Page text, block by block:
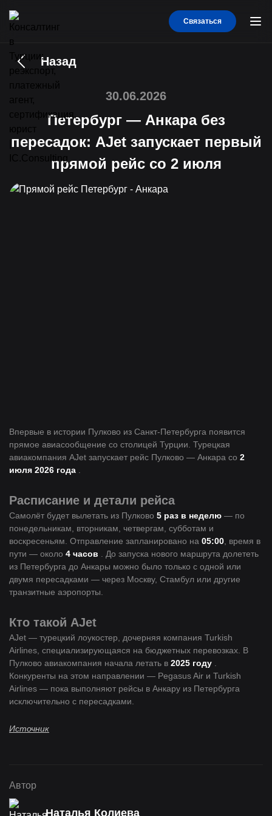
Связаться
Назад
30.06.2026
Петербург — Анкара без
пересадок: AJet запускает первый
прямой рейс со 2 июля
Впервые в истории Пулково из Санкт-Петербурга появится
прямое авиасообщение со столицей Турции. Турецкая
авиакомпания AJet запускает рейс Пулково — Анкара со 2
июля 2026 года
Расписание и детали рейса
Самолёт будет вылетать из Пулково 5 раз в неделю — по
понедельникам, вторникам, четвергам, субботам и
воскресеньям. Отправление запланировано на 05:00 , время в
пути — около 4 часов . До запуска нового маршрута долететь
из Петербурга до Анкары можно было только с одной или
двумя пересадками — через Москву, Стамбул или другие
транзитные аэропорты.
Кто такой AJet
AJet — турецкий лоукостер, дочерняя компания Turkish
Airlines, специализирующаяся на бюджетных перевозках. В
Пулково авиакомпания начала летать в 2025 году
Конкуренты на этом направлении — Pegasus Air и Turkish
Airlines — пока выполняют рейсы в Анкару из Петербурга
исключительно с пересадками.
Источник
Автор
Наталья Колиева